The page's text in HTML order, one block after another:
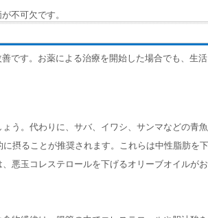
不可欠です。
です。お薬による治療を開始した場合でも、生活
う。代わりに、サバ、イワシ、サンマなどの青魚
摂ることが推奨されます。これらは中性脂肪を下
悪玉コレステロールを下げるオリーブオイルがお